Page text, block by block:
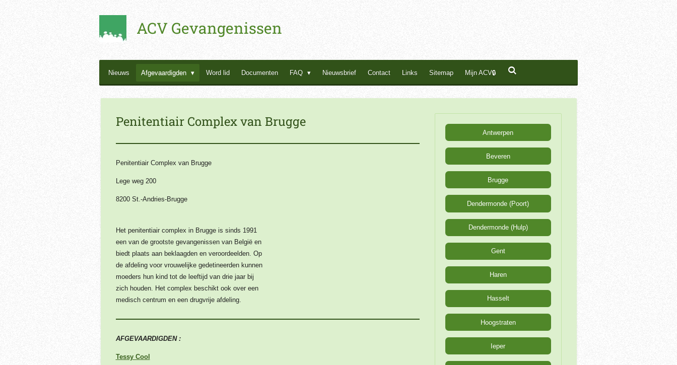
ACV Gevangenissen
Nieuws Afgevaardigden Word lid Documenten FAQ Nieuwsbrief Contact Links Sitemap Mijn ACV🔒
Penitentiair Complex van Brugge
Penitentiair Complex van Brugge
Lege weg 200
8200 St.-Andries-Brugge
Het penitentiair complex in Brugge is sinds 1991
een van de grootste gevangenissen van België en
biedt plaats aan beklaagden en veroordeelden. Op
de afdeling voor vrouwelijke gedetineerden kunnen
moeders hun kind tot de leeftijd van drie jaar bij
zich houden. Het complex beschikt ook over een
medisch centrum en een drugvrije afdeling.
AFGEVAARDIGDEN :
Tessy Cool
Antwerpen
Beveren
Brugge
Dendermonde (Poort)
Dendermonde (Hulp)
Gent
Haren
Hasselt
Hoogstraten
Ieper